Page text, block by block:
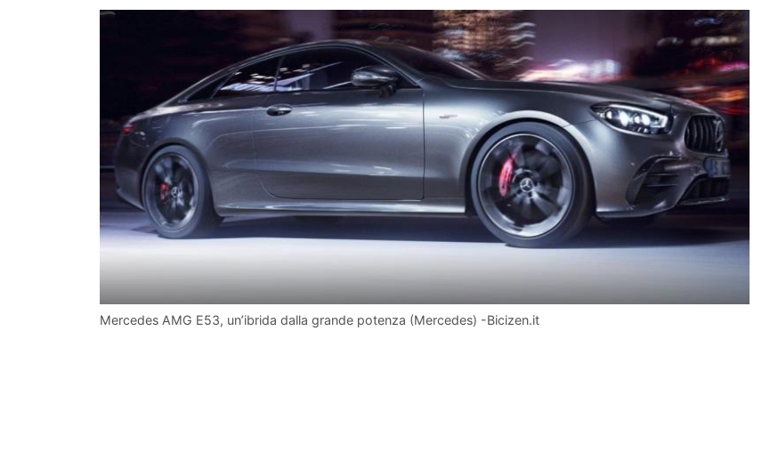
Mercedes AMG E53, un’ibrida dalla grande potenza (Mercedes) -Bicizen.it